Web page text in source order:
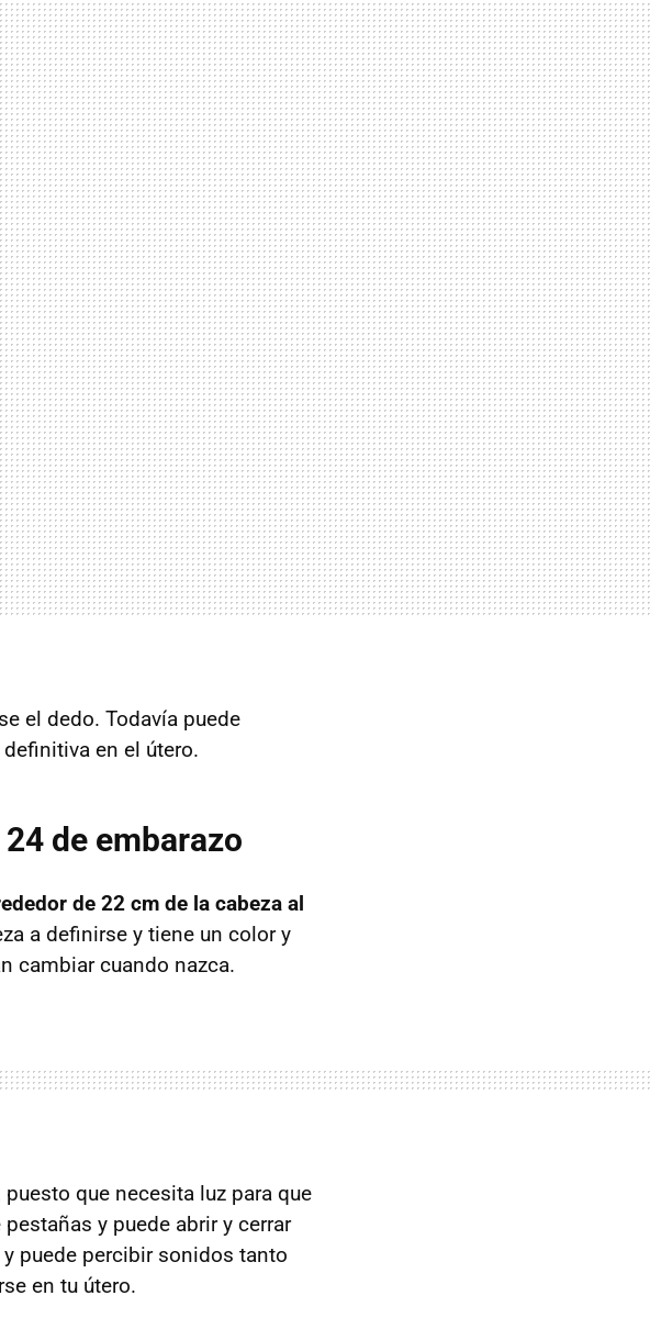
el dedo. Todavía puede
en el útero.
de embarazo
de 22 cm de la cabeza al
a definirse y tiene un color y
cambiar cuando nazca.
que necesita luz para que
y puede abrir y cerrar
puede percibir sonidos tanto
en tu útero.